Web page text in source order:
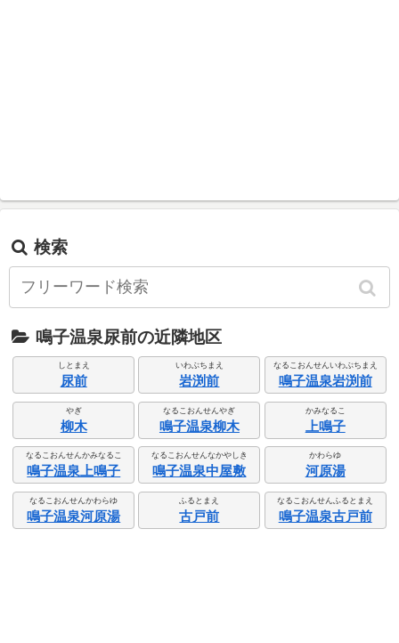
検索
鳴子温泉尿前の近隣地区
しとまえ
尿前
いわぶちまえ
岩渕前
なるこおんせんいわぶちまえ
鳴子温泉岩渕前
やぎ
柳木
なるこおんせんやぎ
鳴子温泉柳木
かみなるこ
上鳴子
なるこおんせんかみなるこ
鳴子温泉上鳴子
なるこおんせんなかやしき
鳴子温泉中屋敷
かわらゆ
河原湯
なるこおんせんかわらゆ
鳴子温泉河原湯
ふるとまえ
古戸前
なるこおんせんふるとまえ
鳴子温泉古戸前